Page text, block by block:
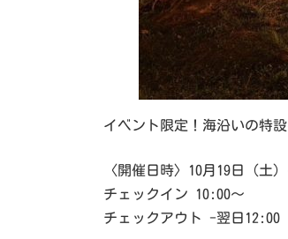
イベント限定！海沿いの特
〈開催日時〉10月19日（土
チェックイン 10:00～
チェックアウト -翌日12:00